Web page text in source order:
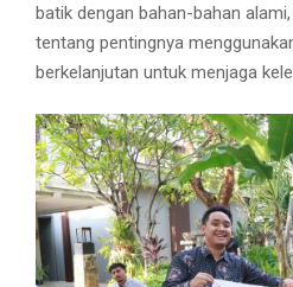
batik dengan bahan-bahan
tentang pentingnya
berkelanjutan untuk menjaga